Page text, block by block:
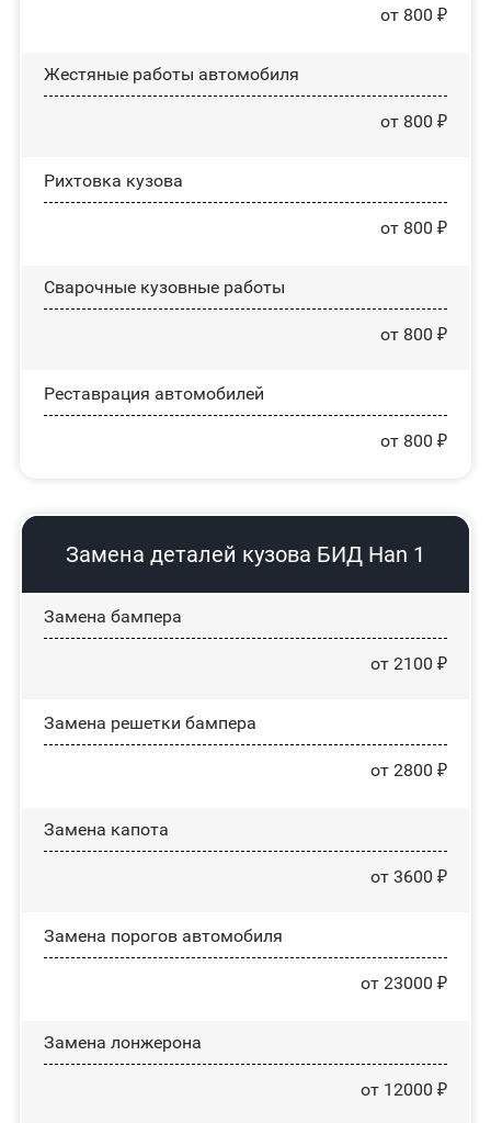
от 800 ₽
Жестяные работы автомобиля
от 800 ₽
Рихтовка кузова
от 800 ₽
Сварочные кузовные работы
от 800 ₽
Реставрация автомобилей
от 800 ₽
Замена деталей кузова БИД Han 1
Замена бампера
от 2100 ₽
Замена решетки бампера
от 2800 ₽
Замена капота
от 3600 ₽
Замена порогов автомобиля
от 23000 ₽
Замена лонжерона
от 12000 ₽